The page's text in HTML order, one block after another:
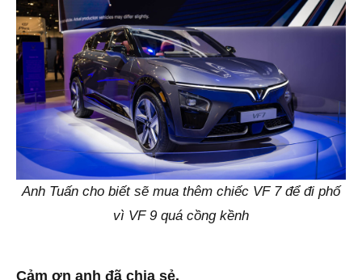
Anh Tuấn cho biết sẽ mua thêm chiếc VF 7 để đi phố
vì VF 9 quá cồng kềnh
Cảm ơn anh đã chia sẻ.